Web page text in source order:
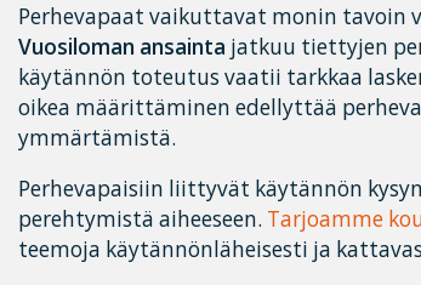
Perhevapaat vaikuttavat monin tavoin
Vuosiloman ansainta jatkuu tiettyjen
käytännön toteutus vaatii tarkkaa
oikea määrittäminen edellyttää
ymmärtämistä.
Perhevapaisiin liittyvät käytännön
perehtymistä aiheeseen. Tarjoamme
teemoja käytännönläheisesti ja